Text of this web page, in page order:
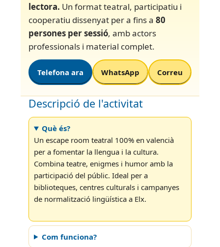
lectora. Un format teatral, participatiu i
cooperatiu dissenyat per a fins a 80
persones per sessió, amb actors
professionals i material complet.
Telefona ara WhatsApp Correu
Descripció de l'activitat
Què és?
Un escape room teatral 100% en valencià
per a fomentar la llengua i la cultura.
Combina teatre, enigmes i humor amb la
participació del públic. Ideal per a
biblioteques, centres culturals i campanyes
de normalització lingüística a Elx.
Com funciona?